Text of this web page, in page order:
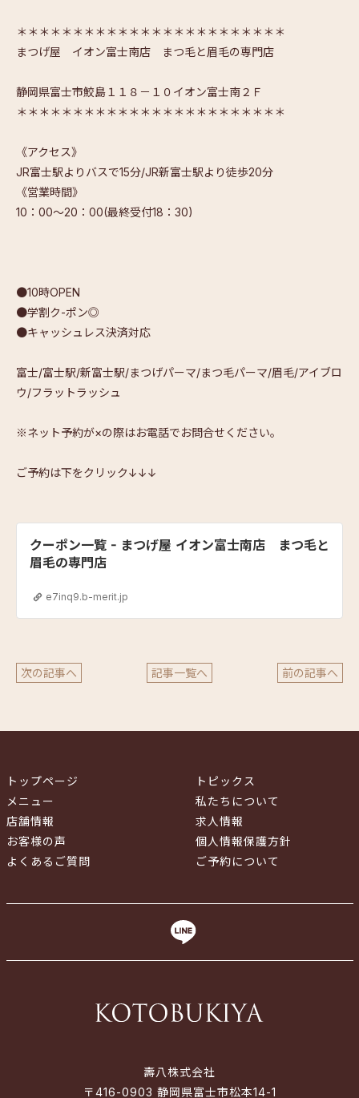
＊＊＊＊＊＊＊＊＊＊＊＊＊＊＊＊＊＊＊＊＊＊＊＊
まつげ屋 イオン富士南店 まつ毛と眉毛の専門店
静岡県富士市鮫島１１８－１０イオン富士南２Ｆ
＊＊＊＊＊＊＊＊＊＊＊＊＊＊＊＊＊＊＊＊＊＊＊＊
《アクセス》
JR富士駅よりバスで15分/JR新富士駅より徒歩20分
《営業時間》
10：00～20：00(最終受付18：30)
●10時OPEN
●学割ク-ポン◎
●キャッシュレス決済対応
富士/富士駅/新富士駅/まつげパーマ/まつ毛パーマ/眉毛/アイブロ
ウ/フラットラッシュ
※ネット予約が×の際はお電話でお問合せください。
ご予約は下をクリック↓↓↓
クーポン一覧 - まつげ屋 イオン富士南店 まつ毛と
眉毛の専門店
e7inq9.b-merit.jp
次の記事へ 記事一覧へ 前の記事へ
トップページ
メニュー
店舗情報
お客様の声
よくあるご質問
トピックス
私たちについて
求人情報
個人情報保護方針
ご予約について
壽八株式会社
〒416-0903 静岡県富士市松本14-1